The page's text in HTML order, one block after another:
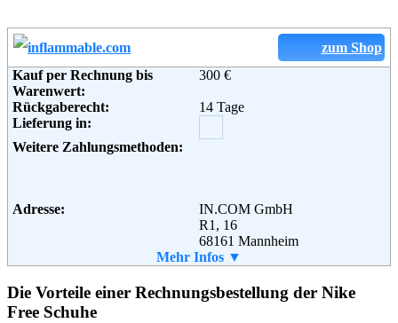
Informationen:
Weitere Zahlungsmethoden:
Adresse:
Zalando AG
10437 Berlin
Telefon:
Fax:
+49 (0) 30 2759 46 93
Email:
Blog,AGB
zum Shop
Kauf per Rechnung bis
Warenwert:
300 €
Rückgaberecht:
14 Tage
Lieferung in:
Weitere Zahlungsmethoden:
Adresse:
IN.COM GmbH
R1, 16
68161 Mannheim
01805 822823
Email:
info@inflammable.com
Soziale Kanäle:
Mehr Infos ▼
Die Vorteile einer Rechnungsbestellung der Nike
Free Schuhe